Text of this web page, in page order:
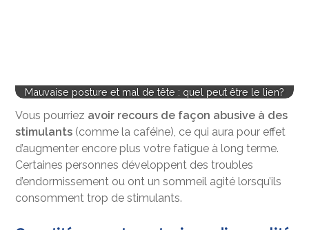
Mauvaise posture et mal de tête : quel peut être le lien?
Vous pourriez avoir recours de façon abusive à des
stimulants (comme la caféine), ce qui aura pour effet
d’augmenter encore plus votre fatigue à long terme.
Certaines personnes développent des troubles
d’endormissement ou ont un sommeil agité lorsqu’ils
consomment trop de stimulants.